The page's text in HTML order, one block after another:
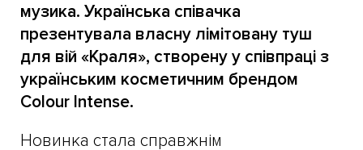
музика. Українська співачка
презентувала власну лімітовану туш
для вій «Краля», створену у співпраці з
українським косметичним брендом
Colour Intense.
Новинка стала справжнім